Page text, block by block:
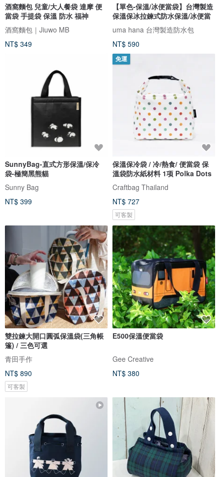
酒窩麵包 兒童/大人餐袋 達摩 便
當袋 手提袋 保溫 防水 福神
酒窩麵包｜Jiuwo MB
NT$ 349
【單色-保溫/冰便當袋】台灣製造
保溫保冰拉鍊式防水保溫/冰便當
uma hana 台灣製造防水包
NT$ 590
SunnyBag-直式方形保溫/保冷
袋-極簡黑熊貓
Sunny Bag
NT$ 399
免運
保溫保冷袋 / 冷/熱食/ 便當袋 保
溫袋防水紙材料 1项 Polka Dots
Craftbag Thailand
NT$ 727
可客製
雙拉鍊大開口圓弧保溫袋(三角帳
篷) / 三色可選
青田手作
NT$ 890
可客製
E500保溫便當袋
Gee Creative
NT$ 380